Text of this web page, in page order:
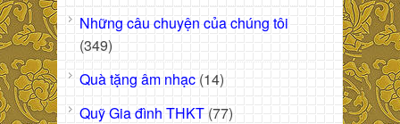
Những câu chuyện của chúng tôi
(349)
Quà tặng âm nhạc (14)
Quỹ Gia đình THKT (77)